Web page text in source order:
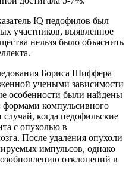
IQ педофилов был
участников, выявленное
нельзя было объяснить
Бориса Шиффера
учеными зависимости
особенности были найдены
компульсивного
когда педофильские
с опухолью в
После удаления опухоли
импульсов, однако
отклонений в